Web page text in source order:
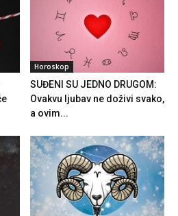
Horoskop
SUĐENI SU JEDNO DRUGOM:
Ovakvu ljubav ne doživi svako,
a ovim...